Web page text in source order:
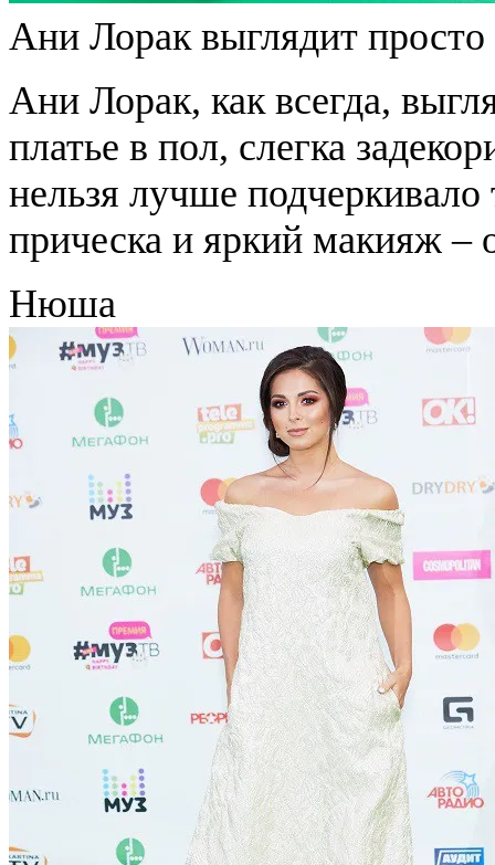
Ани Лорак выглядит
Ани Лорак, как всегда,
платье в пол, слегка
нельзя лучше
прическа и яркий макияж –
Нюша